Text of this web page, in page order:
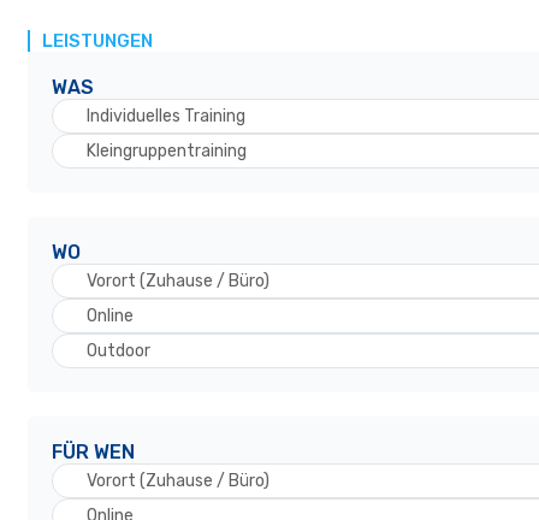
LEISTUNGEN
WAS
Individuelles Training
Kleingruppentraining
WO
Vorort (Zuhause / Büro)
Online
Outdoor
FÜR WEN
Vorort (Zuhause / Büro)
Online